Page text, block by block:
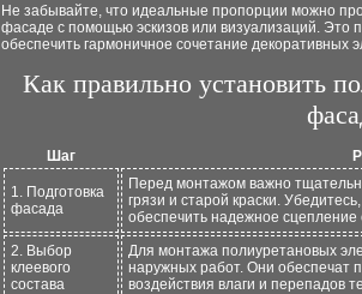
Не забывайте, что идеальные пропорции можно
фасаде с помощью эскизов или визуализаций. Это
обеспечить гармоничное сочетание декоративных
Как правильно установить
Шаг
1. Подготовка
фасада
Перед монтажом важно
грязи и старой краски.
обеспечить надежное сцепление
2. Выбор
клеевого
состава
Для монтажа полиуретановых
наружных работ. Они обеспечат
воздействия влаги и перепадов